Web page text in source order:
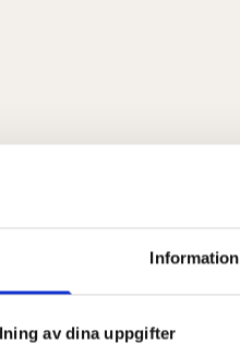
Information
av dina uppgifter